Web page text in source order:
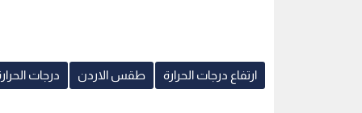
ارتفاع درجات الحرارة طقس الاردن درجات